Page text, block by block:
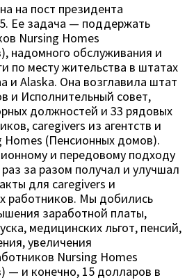
на пост президента
Ее задача — поддержать
Nursing Homes
надомного обслуживания и
по месту жительства в штатах
и Alaska. Она возглавила штат
и Исполнительный совет,
должностей и 33 рядовых
caregivers из агентств и
Homes (Пенсионных домов).
и передовому подходу
за разом получал и улучшал
для caregivers и
работников. Мы добились
заработной платы,
медицинских льгот, пенсий,
увеличения
Nursing Homes
— и конечно, 15 долларов в